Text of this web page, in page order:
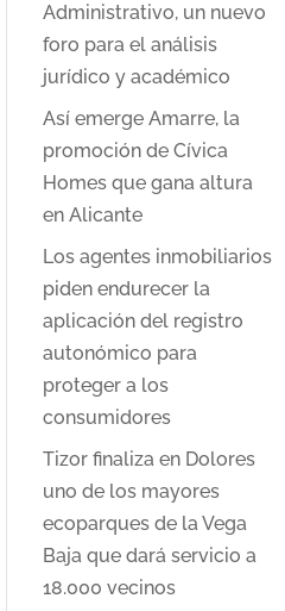
Administrativo, un nuevo
foro para el análisis
jurídico y académico
Así emerge Amarre, la
promoción de Cívica
Homes que gana altura
en Alicante
Los agentes inmobiliarios
piden endurecer la
aplicación del registro
autonómico para
proteger a los
consumidores
Tizor finaliza en Dolores
uno de los mayores
ecoparques de la Vega
Baja que dará servicio a
18.000 vecinos